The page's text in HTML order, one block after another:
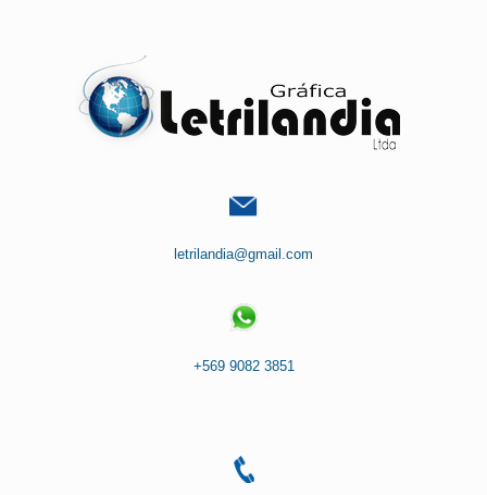
letrilandia@gmail.com
+569 9082 3851